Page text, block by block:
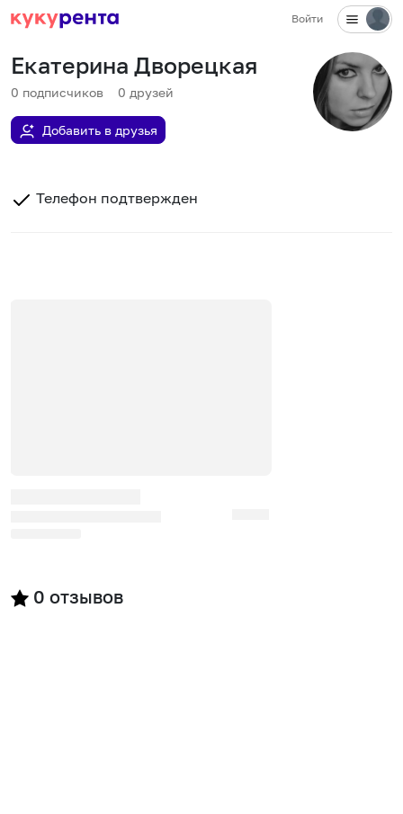
Войти
Екатерина Дворецкая
0 подписчиков 0 друзей
Добавить в друзья
Телефон подтвержден
0 отзывов